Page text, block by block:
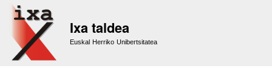
Ixa taldea
Euskal Herriko Unibertsitatea